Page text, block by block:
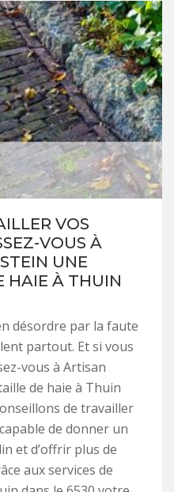
VOS
VOUS À
UNE
HAIE À THUIN
désordre par la faute
partout. Et si vous
vous à Artisan
de haie à Thuin
de travailler
de donner un
et d’offrir plus de
aux services de